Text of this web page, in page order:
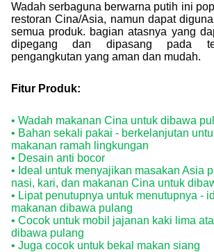
Wadah serbaguna berwarna putih ini
restoran Cina/Asia, namun dapat
semua produk. bagian atasnya yang
dipegang dan dipasang pada
pengangkutan yang aman dan mudah.
Fitur Produk:
• Wadah makanan Cina untuk dibawa
• Bahan sekali pakai - berkelanjutan
makanan ramah lingkungan
• Desain anti bocor
• Ideal untuk menyajikan masakan Asia
nasi, kari, dan makanan Cina untuk
• Lipat penutupnya untuk menutupnya -
makanan dibawa pulang
• Cocok untuk mobil jajanan kaki lima
dibawa pulang
• Juga cocok untuk bekal makan siang